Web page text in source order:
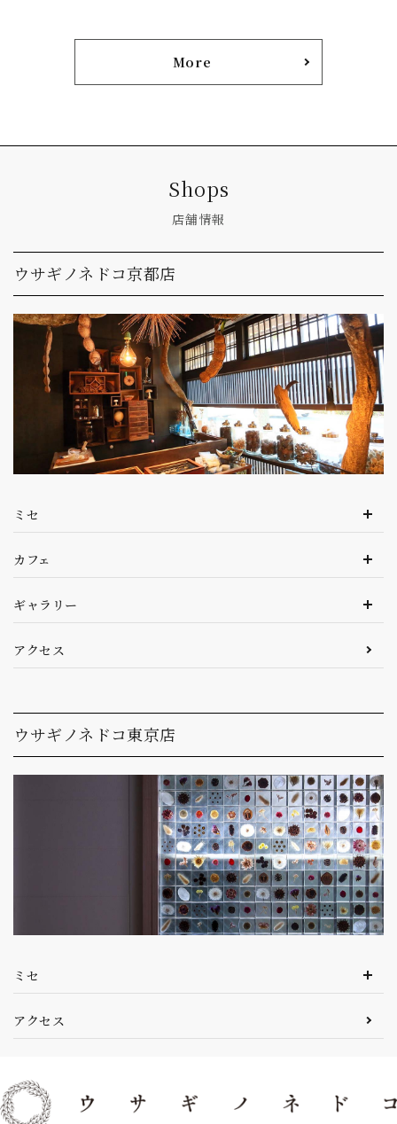
More
Shops
店舗情報
ウサギノネドコ京都店
ミセ
カフェ
ギャラリー
アクセス
ウサギノネドコ東京店
ミセ
アクセス